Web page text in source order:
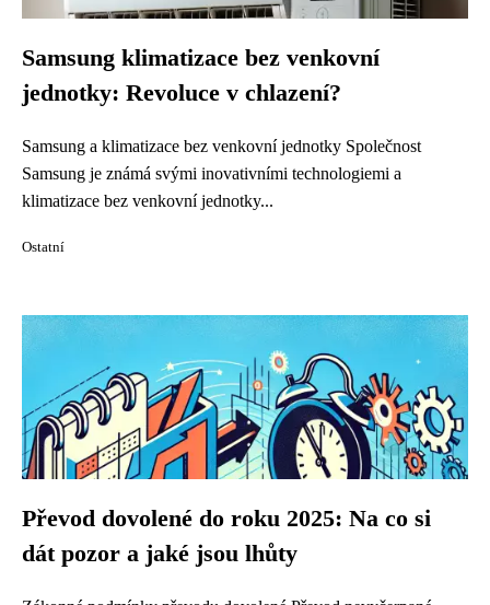
Samsung klimatizace bez venkovní
jednotky: Revoluce v chlazení?
Samsung a klimatizace bez venkovní jednotky Společnost
Samsung je známá svými inovativními technologiemi a
klimatizace bez venkovní jednotky...
Ostatní
Převod dovolené do roku 2025: Na co si
dát pozor a jaké jsou lhůty